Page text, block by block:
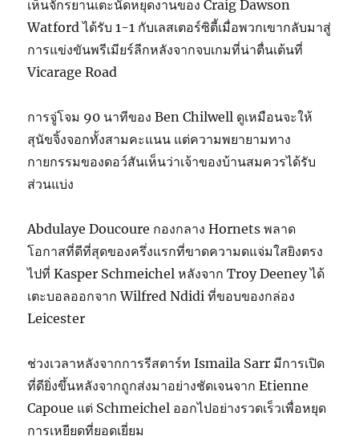
เห็นจักรยานเตะนัดหยุดงานของ Craig Dawson
Watford ได้รับ 1-1 กับเลสเตอร์ซิตี้เมื่อพวกเขากลับมาสู่
การแข่งขันพรีเมียร์ลีกหลังจากจบเกมที่น่าตื่นเต้นที่
Vicarage Road
การจู่โจม 90 นาทีของ Ben Chilwell ดูเหมือนจะให้
สุนัขจิ้งจอกทั้งสามคะแนน แต่ความพยายามทาง
กายกรรมของดอว์สันเห็นว่าเจ้าของบ้านสมควรได้รับ
ส่วนแบ่ง
Abdulaye Doucoure กองกลาง Hornets พลาด
โอกาสที่ดีที่สุดของครึ่งแรกที่ขาดความดแจ่มใสยิงตรง
ไปที่ Kasper Schmeichel หลังจาก Troy Deeney ได้
เตะบอลออกจาก Wilfred Ndidi ที่ขอบของกล่อง
Leicester
ช่วงเวลาหลังจากการรีสตาร์ท Ismaila Sarr มีการเปิด
ที่ดียิ่งขึ้นหลังจากถูกส่งมาอย่างชัดเจนจาก Etienne
Capoue แต่ Schmeichel ออกไปอย่างรวดเร็วเพื่อหยุด
การเหยียดที่ยอดเยี่ยม